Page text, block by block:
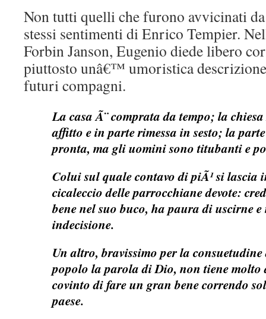
Non tutti quelli che furono avvicinati
stessi sentimenti di Enrico Tempier.
Forbin Janson, Eugenio diede libero
piuttosto unâ€™ umoristica
futuri compagni.
La casa Ã¨ comprata da tempo; la
affitto e in parte rimessa in sesto; la
pronta, ma gli uomini sono titubanti e
Colui sul quale contavo di piÃ¹ si lascia
cicaleccio delle parrocchiane devote:
bene nel suo buco, ha paura di uscirne
indecisione.
Un altro, bravissimo per la
popolo la parola di Dio, non tiene molto
covinto di fare un gran bene correndo
paese.